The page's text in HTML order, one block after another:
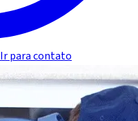
Ir para contato